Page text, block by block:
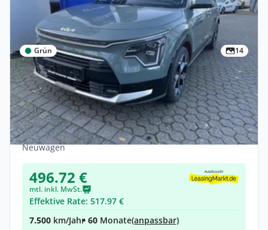
Grün 14
Privat & Gewerbe
Kia Niro 1.6 PHEV DCT Plug & Ride,
Komfort, Style, Tageszulassung
Hybrid •Automatik •92 PS (68 kW)
Neuwagen
496.72 €
mtl. inkl. MwSt.
Effektive Rate: 517.97 €
7.500 km/Jahr• 60 Monate(anpassbar)